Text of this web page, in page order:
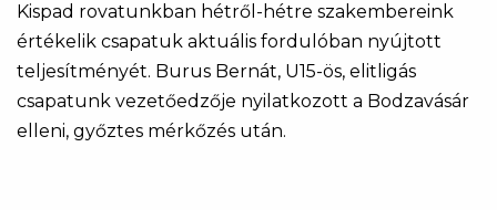
Kispad rovatunkban hétről-hétre szakembereink
értékelik csapatuk aktuális fordulóban nyújtott
teljesítményét. Burus Bernát, U15-ös, elitligás
csapatunk vezetőedzője nyilatkozott a Bodzavásár
elleni, győztes mérkőzés után.